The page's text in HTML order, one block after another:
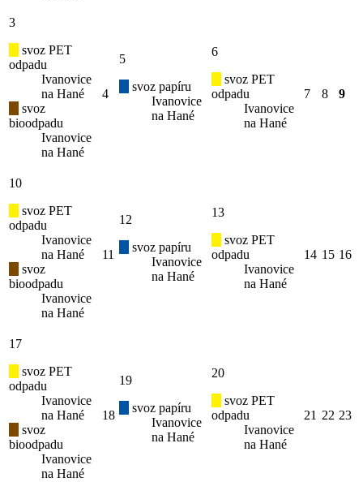
3
svoz PET
odpadu
Ivanovice
na Hané
svoz
bioodpadu
Ivanovice
na Hané
4
5
svoz papíru
Ivanovice
na Hané
6
svoz PET
odpadu
Ivanovice
na Hané
7 8 9
10
svoz PET
odpadu
Ivanovice
na Hané
svoz
bioodpadu
Ivanovice
na Hané
11
12
svoz papíru
Ivanovice
na Hané
13
svoz PET
odpadu
Ivanovice
na Hané
14 15 16
17
svoz PET
odpadu
Ivanovice
na Hané
svoz
bioodpadu
Ivanovice
na Hané
18
19
svoz papíru
Ivanovice
na Hané
20
svoz PET
odpadu
Ivanovice
na Hané
21 22 23